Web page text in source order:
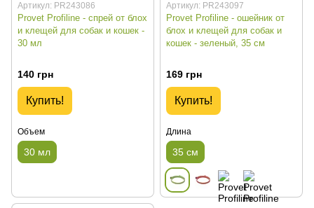
Артикул: PR243086
Provet Profiline - спрей от блох
и клещей для собак и кошек -
30 мл
140 грн
Купить!
Объем
30 мл
Артикул: PR243097
Provet Profiline - ошейник от
блох и клещей для собак и
кошек - зеленый, 35 см
169 грн
Купить!
Длина
35 см